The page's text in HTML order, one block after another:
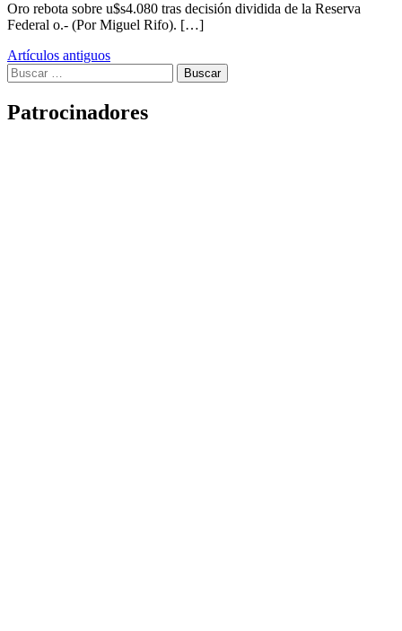
Oro rebota sobre u$s4.080 tras decisión dividida de la Reserva
Federal o.- (Por Miguel Rifo). […]
Navegación
de
entradas
Artículos antiguos
Buscar:
Patrocinadores